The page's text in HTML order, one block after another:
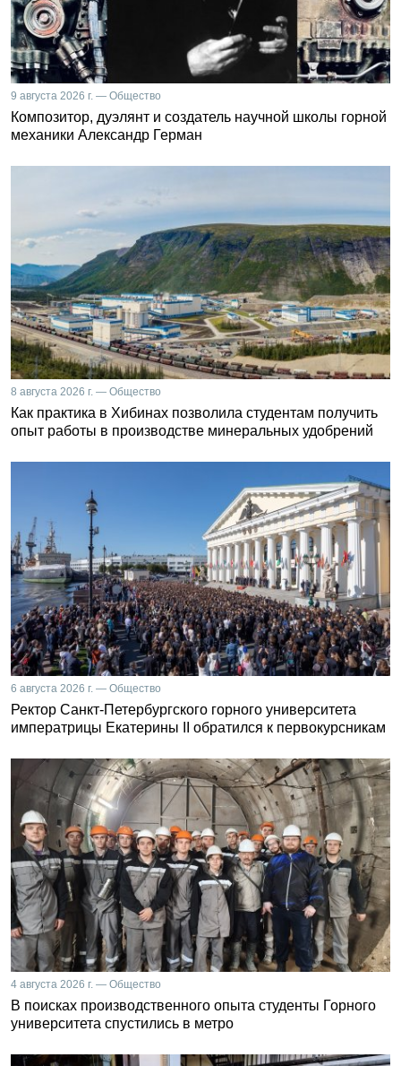
9 августа 2026 г. — Общество
Композитор, дуэлянт и создатель научной школы горной
механики Александр Герман
8 августа 2026 г. — Общество
Как практика в Хибинах позволила студентам получить
опыт работы в производстве минеральных удобрений
6 августа 2026 г. — Общество
Ректор Санкт-Петербургского горного университета
императрицы Екатерины II обратился к первокурсникам
4 августа 2026 г. — Общество
В поисках производственного опыта студенты Горного
университета спустились в метро